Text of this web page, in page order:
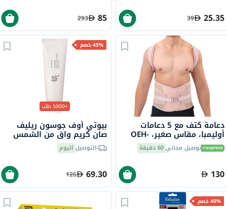
25.35
39
85
293
دعامة كتف مع 5 دعامات
أوليمبا، مقاس صغير، OEH-
411 توصيل مجاني60 دقيقة
130
45% خصم
+5000 طلب
بيوتي أوف جوسون ريليف
صان كريم واقٍ من الشمس
عضوي بلأرز والبروبيوتيك
التوصيل اليوم
69.30
126
40% خصم